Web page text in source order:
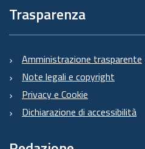
Trasparenza
Amministrazione trasparente
Note legali e copyright
Privacy e Cookie
Dichiarazione di accessibilità